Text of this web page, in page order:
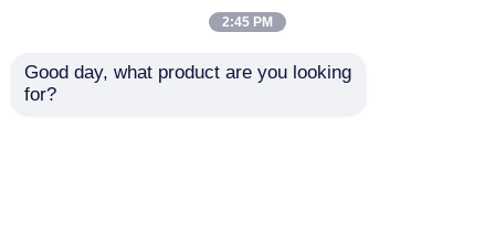
em água Inulina
2:45 PM
Good day, what product are you looking
for?